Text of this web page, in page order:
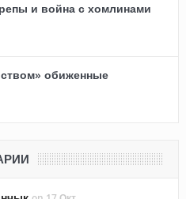
и война с хомлинами
обиженные